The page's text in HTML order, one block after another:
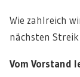
Wie zahlreich
nächsten Streik
Vom Vorstand